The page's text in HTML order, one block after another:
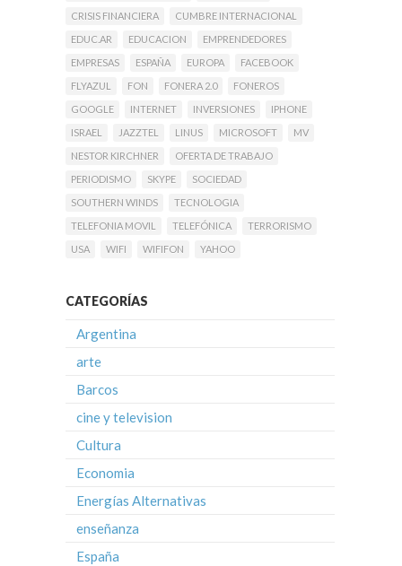
CRISIS FINANCIERA
CUMBRE INTERNACIONAL
EDUC.AR
EDUCACION
EMPRENDEDORES
EMPRESAS
ESPAÑA EUROPA
FACEBOOK
FLYAZUL
FON FONERA 2.0
FONEROS
GOOGLE
INTERNET INVERSIONES
IPHONE
ISRAEL
JAZZTEL LINUS MICROSOFT
MV
NESTOR KIRCHNER
OFERTA DE TRABAJO
PERIODISMO
SKYPE
SOCIEDAD
SOUTHERN WINDS
TECNOLOGIA
TELEFONIA MOVIL
TELEFÓNICA
TERRORISMO
USA
WIFI WIFIFON YAHOO
CATEGORÍAS
Argentina
arte
Barcos
cine y television
Cultura
Economia
Energías Alternativas
enseñanza
España